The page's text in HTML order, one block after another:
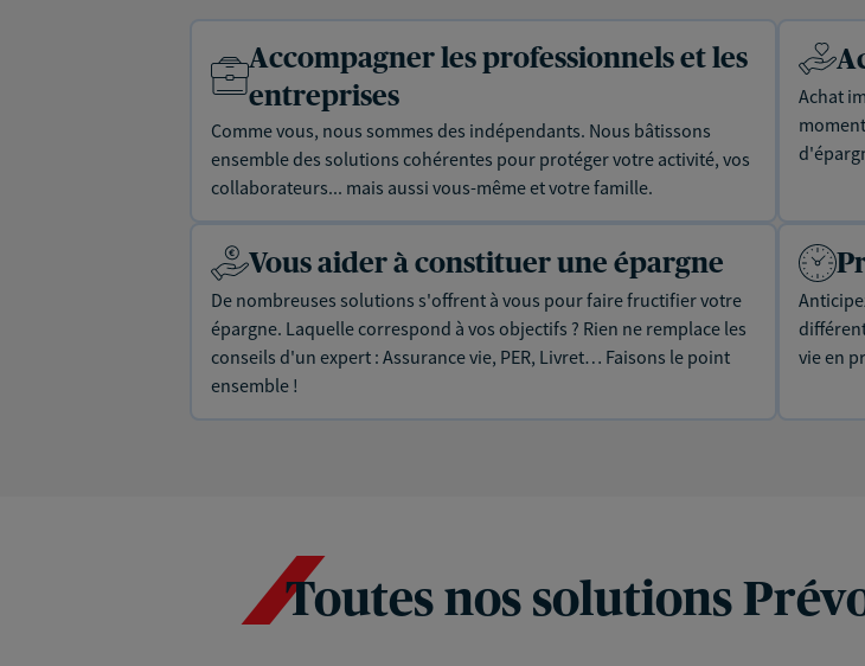
Accompagner les professionnels et les
entreprises
Comme vous, nous sommes des indépendants. Nous bâtissons
ensemble des solutions cohérentes pour protéger votre activité, vos
collaborateurs... mais aussi vous-même et votre famille.
Achat
Vous aider à constituer une épargne
De nombreuses solutions s'offrent à vous pour faire fructifier votre
épargne. Laquelle correspond à vos objectifs ? Rien ne remplace les
conseils d'un expert : Assurance vie, PER, Livret… Faisons le point
ensemble !
vie en
Toutes nos solutions